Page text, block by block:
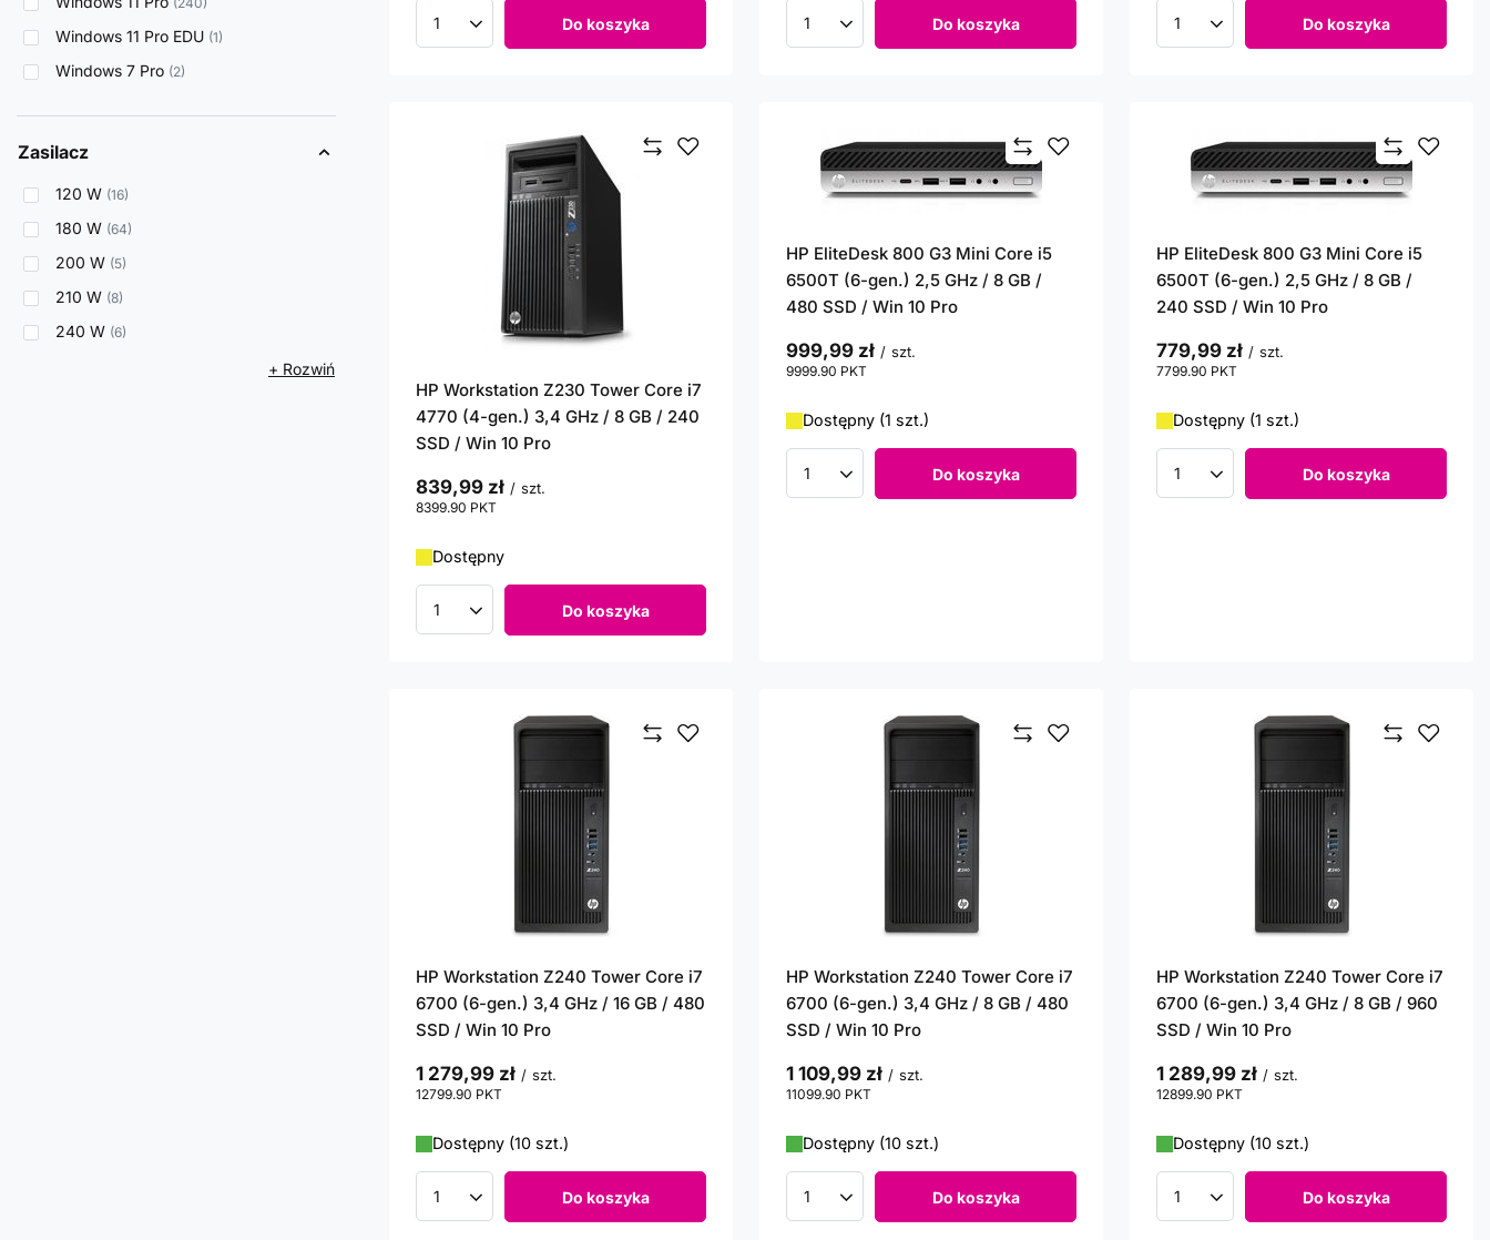
Windows 11 Pro EDU 1
Windows 7 Pro 2
Zasilacz
120 W 16
180 W 64
200 W 5
210 W 8
240 W 6
+ Rozwiń
Ilość produktów Do koszyka Ilość produktów Do koszyka Ilość produktów Do koszyka
HP Workstation Z230 Tower Core i7
4770 (4-gen.) 3,4 GHz / 8 GB / 240
SSD / Win 10 Pro
839,99 zł / szt.
8399.90 PKT
Dostępny
Ilość produktów Do koszyka
HP EliteDesk 800 G3 Mini Core i5
6500T (6-gen.) 2,5 GHz / 8 GB /
480 SSD / Win 10 Pro
999,99 zł / szt.
9999.90 PKT
Dostępny (1 szt.)
Ilość produktów Do koszyka
HP EliteDesk 800 G3 Mini Core i5
6500T (6-gen.) 2,5 GHz / 8 GB /
240 SSD / Win 10 Pro
779,99 zł / szt.
7799.90 PKT
Dostępny (1 szt.)
Ilość produktów Do koszyka
HP Workstation Z240 Tower Core i7
6700 (6-gen.) 3,4 GHz / 16 GB / 480
SSD / Win 10 Pro
1 279,99 zł / szt.
12799.90 PKT
Dostępny (10 szt.)
Ilość produktów Do koszyka
HP Workstation Z240 Tower Core i7
6700 (6-gen.) 3,4 GHz / 8 GB / 480
SSD / Win 10 Pro
1 109,99 zł / szt.
11099.90 PKT
Dostępny (10 szt.)
Ilość produktów Do koszyka
HP Workstation Z240 Tower Core i7
6700 (6-gen.) 3,4 GHz / 8 GB / 960
SSD / Win 10 Pro
1 289,99 zł / szt.
12899.90 PKT
Dostępny (10 szt.)
Ilość produktów Do koszyka